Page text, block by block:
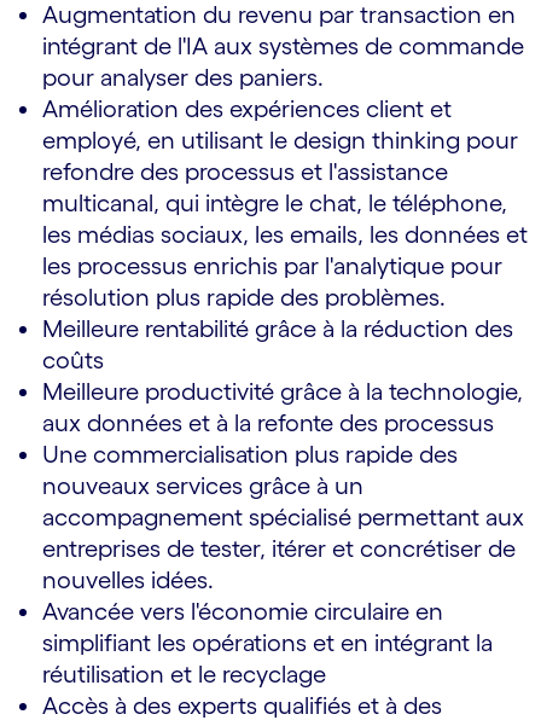
Augmentation du revenu par transaction en
intégrant de l'IA aux systèmes de commande
pour analyser des paniers.
Amélioration des expériences client et
employé, en utilisant le design thinking pour
refondre des processus et l'assistance
multicanal, qui intègre le chat, le téléphone,
les médias sociaux, les emails, les données et
les processus enrichis par l'analytique pour
résolution plus rapide des problèmes.
Meilleure rentabilité grâce à la réduction des
coûts
Meilleure productivité grâce à la technologie,
aux données et à la refonte des processus
Une commercialisation plus rapide des
nouveaux services grâce à un
accompagnement spécialisé permettant aux
entreprises de tester, itérer et concrétiser de
nouvelles idées.
Avancée vers l'économie circulaire en
simplifiant les opérations et en intégrant la
réutilisation et le recyclage
Accès à des experts qualifiés et à des